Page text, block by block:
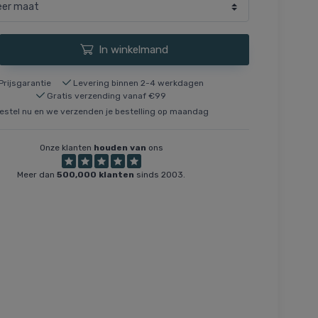
In winkelmand
Levering binnen 2-4 werkdagen
Gratis verzending vanaf €99
nu en we verzenden je bestelling op maandag
Onze klanten houden van ons
Meer dan500,000 klanten sinds 2003.